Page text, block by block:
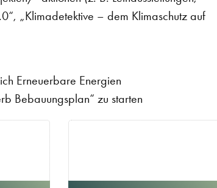
„Klimadetektive – dem Klimaschutz auf
Erneuerbare Energien
Bebauungsplan“ zu starten